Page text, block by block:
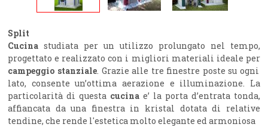
Split
Cucina studiata per un utilizzo prolungato nel tempo,
progettato e realizzato con i migliori materiali ideale per
campeggio stanziale . Grazie alle tre finestre poste su ogni
lato, consente un’ottima aerazione e illuminazione. La
particolarità di questa cucina e’ la porta d’entrata tonda,
affiancata da una finestra in kristal dotata di relative
tendine, che rende l'estetica molto elegante ed armoniosa